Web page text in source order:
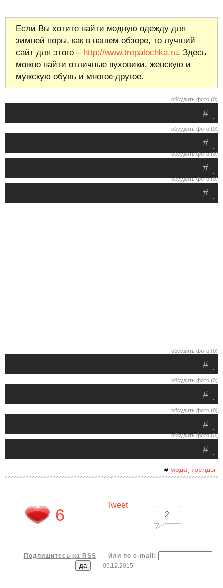
Если Вы хотите найти модную одежду для
зимней поры, как в нашем обзоре, то лучший
сайт для этого – http://www.trepalochka.ru. Здесь
можно найти отличные пуховики, женскую и
мужскую обувь и многое другое.
обсудить фото (0)
.
#
обсудить фото (0)
.
#
обсудить фото (0)
.
#
обсудить фото (0)
.
#
обсудить фото (0)
.
#
обсудить фото (0)
.
#
обсудить фото (0)
.
#
обсудить фото (0)
.
#
# мода, тренды
6
Tweet
2
Подпишитесь на RSS
Или по e-mail:
05.12.2015